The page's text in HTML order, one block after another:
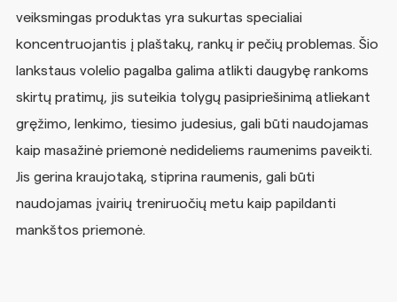
veiksmingas produktas yra sukurtas specialiai
koncentruojantis į plaštakų, rankų ir pečių problemas. Šio
lankstaus volelio pagalba galima atlikti daugybę rankoms
skirtų pratimų, jis suteikia tolygų pasipriešinimą atliekant
gręžimo, lenkimo, tiesimo judesius, gali būti naudojamas
kaip masažinė priemonė nedideliems raumenims paveikti.
Jis gerina kraujotaką, stiprina raumenis, gali būti
naudojamas įvairių treniruočių metu kaip papildanti
mankštos priemonė.